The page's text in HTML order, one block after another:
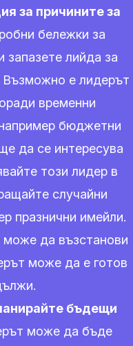
за причините за
бележки за
запазете лийда за
е лидерът
временни
бюджетни
да се интересува
този лидер в
случайни
празнични имейли.
да възстанови
може да е готов
бъдещи
може да бъде